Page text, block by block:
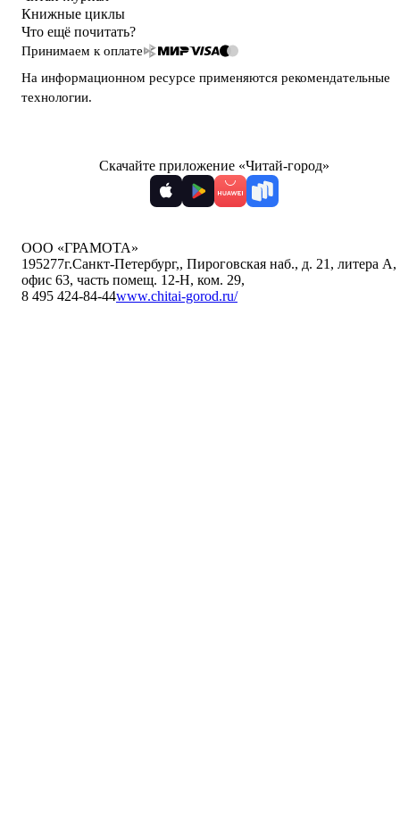
Книжные циклы
Что ещё почитать?
Принимаем к оплате
На информационном ресурсе применяются рекомендательные
технологии.
Скачайте приложение «Читай-город»
ООО «ГРАМОТА»
195277г.Санкт-Петербург,, Пироговская наб., д. 21, литера А,
офис 63, часть помещ. 12-Н, ком. 29,
8 495 424-84-44www.chitai-gorod.ru/